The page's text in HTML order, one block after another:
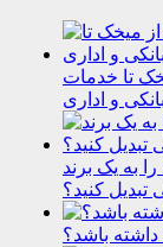
تا خدمات
بانکی و اداری
به یک برند
تبدیل کنید؟
باشد؟